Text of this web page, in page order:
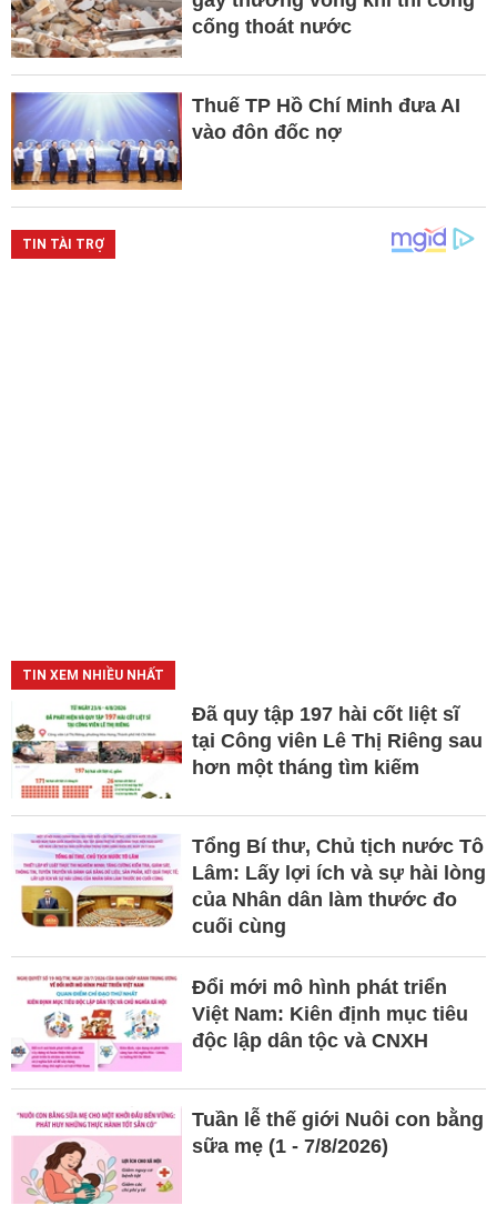
cống thoát nước
Thuế TP Hồ Chí Minh đưa AI
vào đôn đốc nợ
TIN XEM NHIỀU NHẤT
Đã quy tập 197 hài cốt liệt sĩ
tại Công viên Lê Thị Riêng sau
hơn một tháng tìm kiếm
Tổng Bí thư, Chủ tịch nước Tô
Lâm: Lấy lợi ích và sự hài lòng
của Nhân dân làm thước đo
cuối cùng
Đổi mới mô hình phát triển
Việt Nam: Kiên định mục tiêu
độc lập dân tộc và CNXH
Tuần lễ thế giới Nuôi con bằng
sữa mẹ (1 - 7/8/2026)